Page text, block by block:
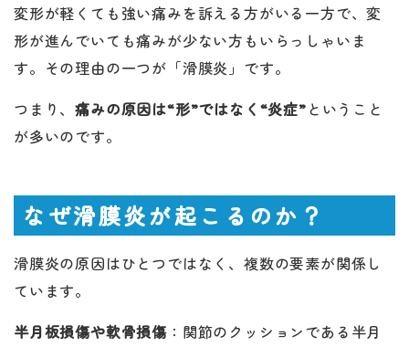
変形が軽くても強い痛みを訴える方がいる一方で、変
形が進んでいても痛みが少ない方もいらっしゃいま
す。その理由の一つが「滑膜炎」です。
つまり、痛みの原因は“形”ではなく“炎症”ということ
が多いのです。
なぜ滑膜炎が起こるのか？
滑膜炎の原因はひとつではなく、複数の要素が関係し
ています。
半月板損傷や軟骨損傷 ：関節のクッションである半月